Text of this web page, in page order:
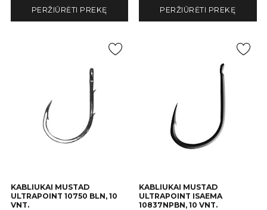
PERŽIŪRĖTI PREKĘ PERŽIŪRĖTI PREKĘ
KABLIUKAI MUSTAD
ULTRAPOINT 10750 BLN, 10
VNT.
KABLIUKAI MUSTAD
ULTRAPOINT ISAEMA
10837NPBN, 10 VNT.